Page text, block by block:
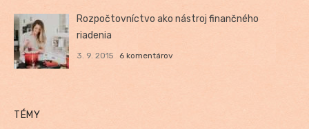
Rozpočtovníctvo ako nástroj finančného
riadenia
3. 9. 2015 6 komentárov
TÉMY